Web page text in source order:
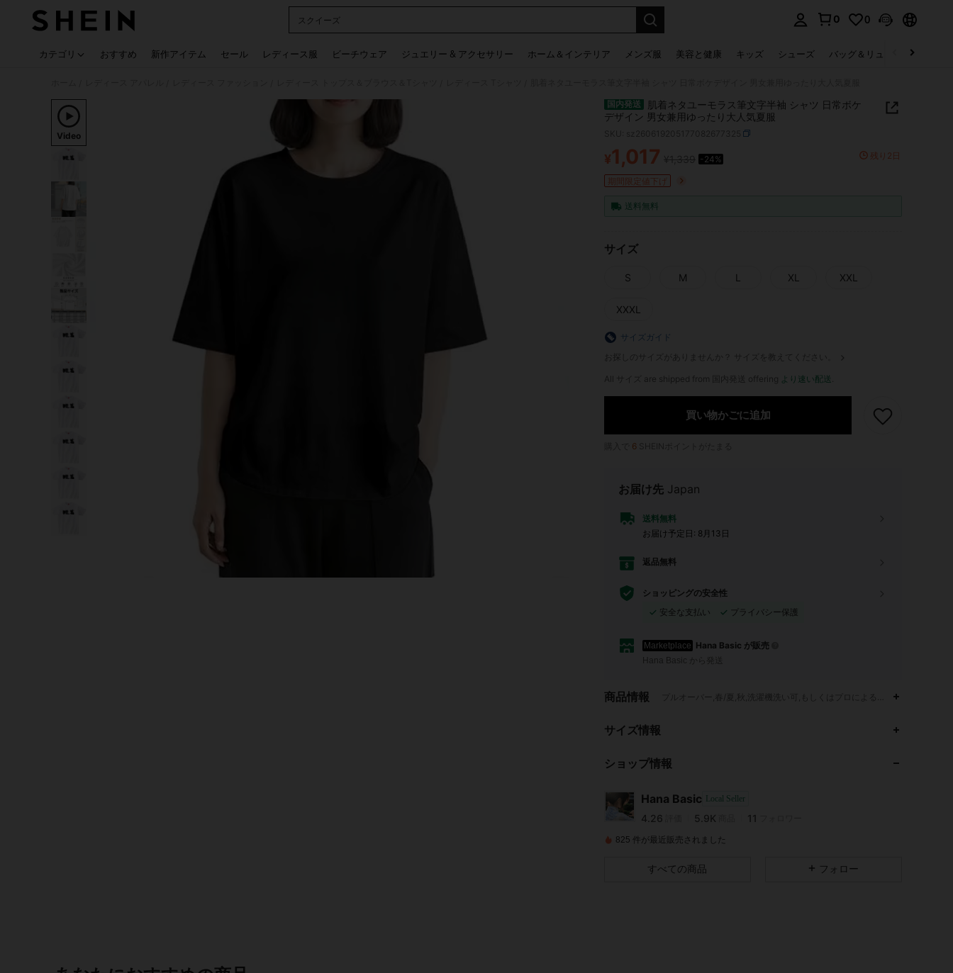
スクイーズ
0 0
カテゴリ おすすめ 新作アイテム セール レディース服 ビーチウェア ジュエリー & アクセサリー ホーム＆インテリア メンズ服 美容と健康 キッズ シューズ バッグ＆リュック
Video
国内発送
肌着ネタユーモラス筆文字半袖 シャツ 日常ボケ
デザイン 男女兼用ゆったり大人気夏服
PRICE AND AVAILABILITY
¥1,017 -24% 残り2日
期間限定値下げ
送料無料
サイズ
S M L XL XXL
XXXL
サイズガイド
お探しのサイズがありませんか？ サイズを教えてください。
All サイズ are shipped from 国内発送 offering より速い配送
買い物かごに追加
6
お届け先 Japan
送料無料
お届け予定日: 8月13日
返品無料
ショッピングの安全性
安全な支払い
プライバシー保護
Marketplace Hana Basic が販売
Hana Basic から発送
商品情報 プルオーバー,春/夏,秋,洗濯機洗い可,もしくはプロによるドライクリーニン
サイズ情報
ショップ情報
Hana Basic Local Seller
4.26
4.26
5.9K
4.26
5.9K 11
4.26 5.9K
825 件が最近販売されました
すべての商品 フォロー